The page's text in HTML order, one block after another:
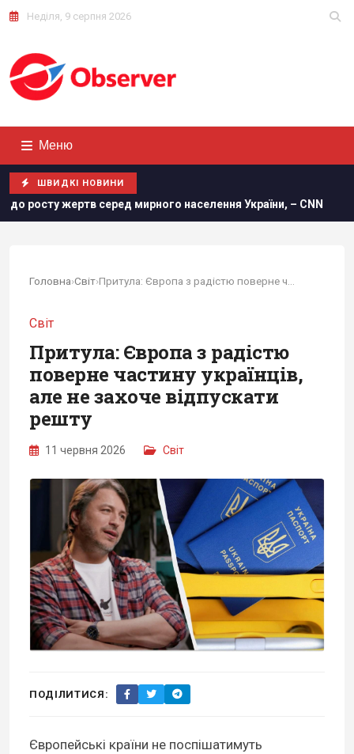
Неділя, 9 серпня 2026
Меню
ШВИДКІ НОВИНИ
серед мирного населення України, – CNN Удосконалені
Головна›Світ›
Світ
Притула: Європа з радістю
поверне частину українців,
але не захоче відпускати
решту
11 червня 2026 Світ
ПОДІЛИТИСЯ:
Європейські країни не поспішатимуть